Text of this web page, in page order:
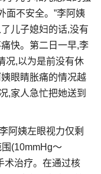
面不安全。”李阿姨
儿子媳妇的话,没有
快。第二日一早,李
况,以为是前没有休
眼睛胀痛的情况越
,家人急忙把她送到
阿姨左眼视力仅剩
(10mmHg～
术治疗。在通过核